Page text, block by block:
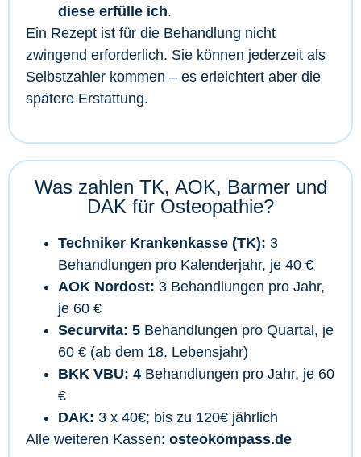
diese erfülle ich.
Ein Rezept ist für die Behandlung nicht
zwingend erforderlich. Sie können jederzeit als
Selbstzahler kommen – es erleichtert aber die
spätere Erstattung.
Was zahlen TK, AOK, Barmer und
DAK für Osteopathie?
Techniker Krankenkasse (TK): 3
Behandlungen pro Kalenderjahr, je 40 €
AOK Nordost: 3 Behandlungen pro Jahr,
je 60 €
Securvita: 5 Behandlungen pro Quartal, je
60 € (ab dem 18. Lebensjahr)
BKK VBU: 4 Behandlungen pro Jahr, je 60
€
DAK: 3 x 40€; bis zu 120€ jährlich
Alle weiteren Kassen: osteokompass.de